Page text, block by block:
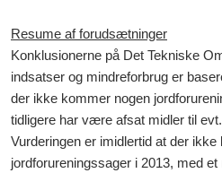
Resume af forudsætninger
Konklusionerne på Det Tekniske
indsatser og mindreforbrug er
der ikke kommer nogen
tidligere har være afsat midler til
Vurderingen er imidlertid at der
jordforureningssager i 2013, med